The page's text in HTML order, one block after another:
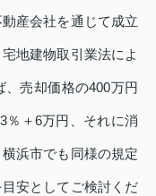
産会社を通じて成立
地建物取引業法によ
、売却価格の400万円
％＋6万円、それに消
浜市でも同様の規定
安としてご検討くだ